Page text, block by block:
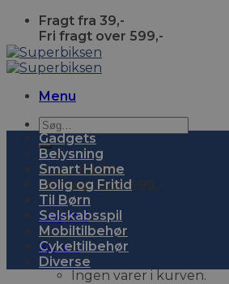
Skip
content
Fragt fra 39,-
Fri fragt over 599,-
Menu
Søg
efter:
Fragt fra 39,-
Fri fragt over 599,-
Log ind
Kurv0
Ingen varer i kurven.
Gadgets
Belysning
Smart Home
Bolig og Fritid
Til Børn
Selskabsspil
Mobiltilbehør
Cykeltilbehør
Diverse